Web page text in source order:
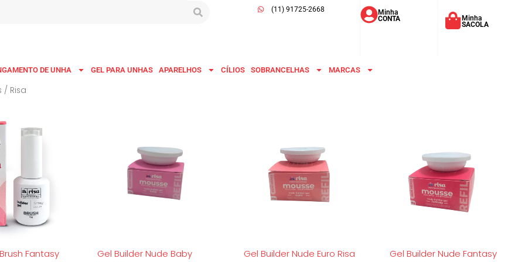
(11) 91725-2668 Minha
CONTA Minha
SACOLA
DE UNHA GEL PARA UNHAS APARELHOS CÍLIOS SOBRANCELHAS MARCAS
/ Risa
Fantasy
Gel Builder Nude Baby
Gel Builder Nude Euro Risa
Gel Builder Nude Fantasy